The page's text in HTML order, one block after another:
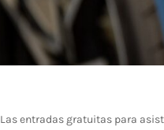
Las entradas gratuitas para